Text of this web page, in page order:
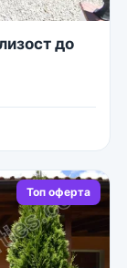
до
Топ оферта